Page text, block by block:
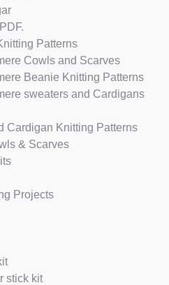
Patterns
Cowls and Scarves
Beanie Knitting Patterns
sweaters and Cardigans
Cardigan Knitting Patterns
& Scarves
Projects
stick kit